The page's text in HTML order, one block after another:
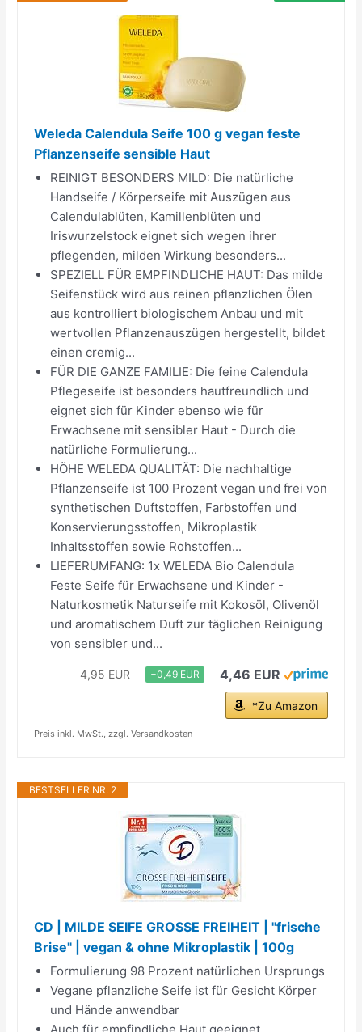
Weleda Calendula Seife 100 g vegan feste
Pflanzenseife sensible Haut
REINIGT BESONDERS MILD: Die natürliche
Handseife / Körperseife mit Auszügen aus
Calendulablüten, Kamillenblüten und
Iriswurzelstock eignet sich wegen ihrer
pflegenden, milden Wirkung besonders...
SPEZIELL FÜR EMPFINDLICHE HAUT: Das milde
Seifenstück wird aus reinen pflanzlichen Ölen
aus kontrolliert biologischem Anbau und mit
wertvollen Pflanzenauszügen hergestellt, bildet
einen cremig...
FÜR DIE GANZE FAMILIE: Die feine Calendula
Pflegeseife ist besonders hautfreundlich und
eignet sich für Kinder ebenso wie für
Erwachsene mit sensibler Haut - Durch die
natürliche Formulierung...
HÖHE WELEDA QUALITÄT: Die nachhaltige
Pflanzenseife ist 100 Prozent vegan und frei von
synthetischen Duftstoffen, Farbstoffen und
Konservierungsstoffen, Mikroplastik
Inhaltsstoffen sowie Rohstoffen...
LIEFERUMFANG: 1x WELEDA Bio Calendula
Feste Seife für Erwachsene und Kinder -
Naturkosmetik Naturseife mit Kokosöl, Olivenöl
und aromatischem Duft zur täglichen Reinigung
von sensibler und...
4,95 EUR −0,49 EUR 4,46 EUR
*Zu Amazon
Preis inkl. MwSt., zzgl. Versandkosten
BESTSELLER NR. 2
CD | MILDE SEIFE GROSSE FREIHEIT | "frische
Brise" | vegan & ohne Mikroplastik | 100g
Formulierung 98 Prozent natürlichen Ursprungs
Vegane pflanzliche Seife ist für Gesicht Körper
und Hände anwendbar